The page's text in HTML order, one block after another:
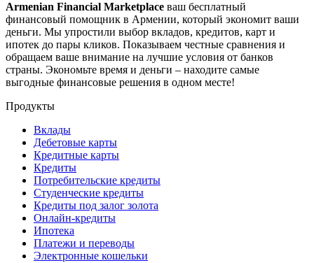
Armenian Financial Marketplace ваш бесплатный
финансовый помощник в Армении, который экономит ваши
деньги. Мы упростили выбор вкладов, кредитов, карт и
ипотек до пары кликов. Показываем честные сравнения и
обращаем ваше внимание на лучшие условия от банков
страны. Экономьте время и деньги – находите самые
выгодные финансовые решения в одном месте!
Продукты
Вклады
Дебетовые карты
Кредитные карты
Кредиты
Потребительские кредиты
Студенческие кредиты
Кредиты под залог золота
Онлайн-кредиты
Ипотека
Платежи и переводы
Электронные кошельки